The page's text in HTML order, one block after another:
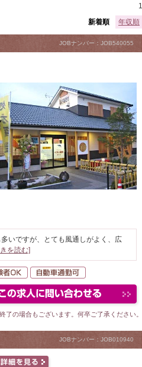
1
年収順
新着順
JOBナンバー：JOB540055
いですが、とても風通しがよく、広
を読む]
未経験者OK
了の場合もございます。何卒ご了承ください。
JOBナンバー：JOB010940